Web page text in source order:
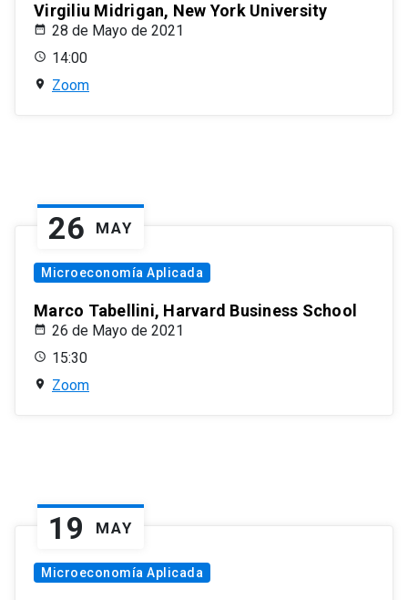
Virgiliu Midrigan, New York University
28 de Mayo de 2021
14:00
Zoom
26 MAY
Microeconomía Aplicada
Marco Tabellini, Harvard Business School
26 de Mayo de 2021
15:30
Zoom
19 MAY
Microeconomía Aplicada